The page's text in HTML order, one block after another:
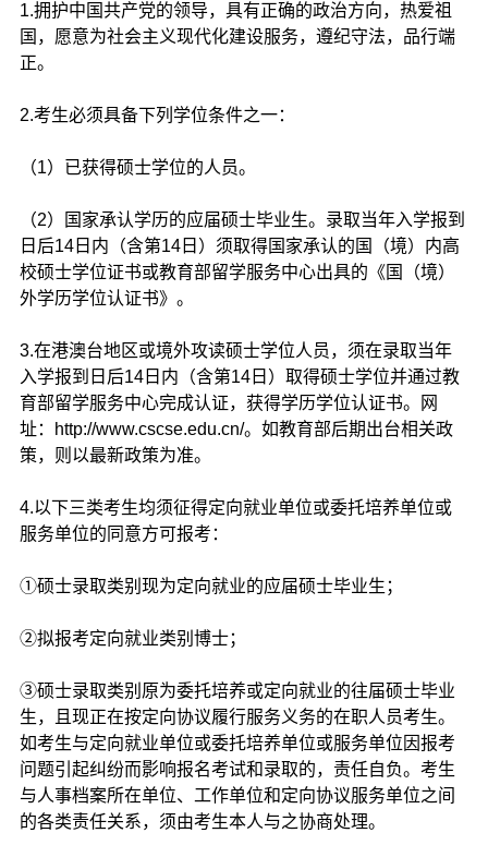
1.拥护中国共产党的领导，具有正确的政治方向，热爱祖
国，愿意为社会主义现代化建设服务，遵纪守法，品行端
正。
2.考生必须具备下列学位条件之一：
（1）已获得硕士学位的人员。
（2）国家承认学历的应届硕士毕业生。录取当年入学报到
日后14日内（含第14日）须取得国家承认的国（境）内高
校硕士学位证书或教育部留学服务中心出具的《国（境）
外学历学位认证书》。
3.在港澳台地区或境外攻读硕士学位人员，须在录取当年
入学报到日后14日内（含第14日）取得硕士学位并通过教
育部留学服务中心完成认证，获得学历学位认证书。网
址：http://www.cscse.edu.cn/。如教育部后期出台相关政
策，则以最新政策为准。
4.以下三类考生均须征得定向就业单位或委托培养单位或
服务单位的同意方可报考：
①硕士录取类别现为定向就业的应届硕士毕业生；
②拟报考定向就业类别博士；
③硕士录取类别原为委托培养或定向就业的往届硕士毕业
生，且现正在按定向协议履行服务义务的在职人员考生。
如考生与定向就业单位或委托培养单位或服务单位因报考
问题引起纠纷而影响报名考试和录取的，责任自负。考生
与人事档案所在单位、工作单位和定向协议服务单位之间
的各类责任关系，须由考生本人与之协商处理。